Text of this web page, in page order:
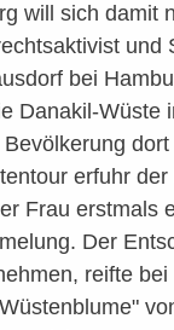
will sich damit
und
bei
Danakil-Wüste
erfuhr
Frau erstmals
Der
reifte